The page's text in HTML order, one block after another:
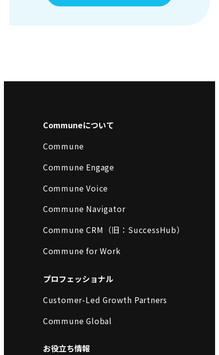
Communeについて
Commune
Commune Engage
Commune Voice
Commune Navigator
Commune CRM（旧：SuccessHub）
Commune for Work
プロフェッショナル
Customer-Led Growth Partners
Commune Global
お役立ち情報